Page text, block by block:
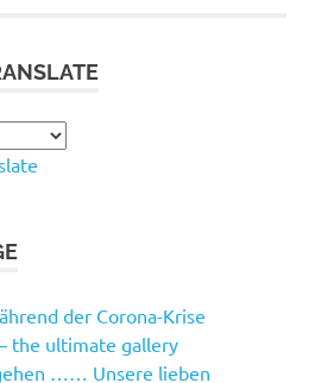
der Corona-Krise
the ultimate gallery
…… Unsere lieben